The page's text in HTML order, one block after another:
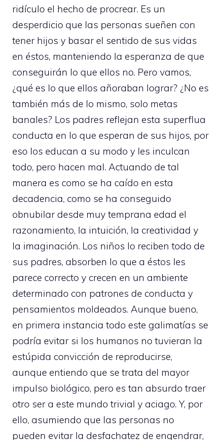
ridículo el hecho de procrear. Es un
desperdicio que las personas sueñen con
tener hijos y basar el sentido de sus vidas
en éstos, manteniendo la esperanza de que
conseguirán lo que ellos no. Pero vamos,
¿qué es lo que ellos añoraban lograr? ¿No es
también más de lo mismo, solo metas
banales? Los padres reflejan esta superflua
conducta en lo que esperan de sus hijos, por
eso los educan a su modo y les inculcan
todo, pero hacen mal. Actuando de tal
manera es como se ha caído en esta
decadencia, como se ha conseguido
obnubilar desde muy temprana edad el
razonamiento, la intuición, la creatividad y
la imaginación. Los niños lo reciben todo de
sus padres, absorben lo que a éstos les
parece correcto y crecen en un ambiente
determinado con patrones de conducta y
pensamientos moldeados. Aunque bueno,
en primera instancia todo este galimatías se
podría evitar si los humanos no tuvieran la
estúpida convicción de reproducirse,
aunque entiendo que se trata del mayor
impulso biológico, pero es tan absurdo traer
otro ser a este mundo trivial y aciago. Y, por
ello, asumiendo que las personas no
pueden evitar la desfachatez de engendrar,